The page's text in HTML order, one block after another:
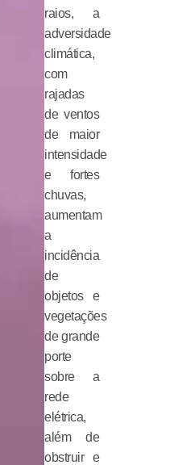
raios, a
adversidade
climática,
com
rajadas
de ventos
de maior
intensidade
e fortes
chuvas,
aumentam
a
incidência
de
objetos e
vegetações
de grande
porte
sobre a
rede
elétrica,
além de
obstruir e